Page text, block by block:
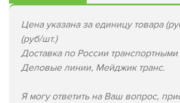
Цена указана за единицу товара
(руб/шт.)
Доставка по России
Деловые линии, Мейджик транс.
Я могу ответить на Ваш вопрос,